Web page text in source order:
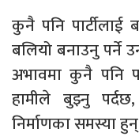
कुनै पनि
बलियो बनाउनु पर्ने
अभावमा कुनै पनि
हामीले बुझ्नु
निर्माणका समस्या